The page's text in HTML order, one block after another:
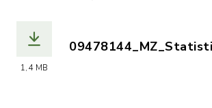
1,4 MB